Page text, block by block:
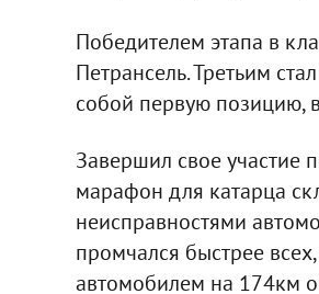
Победителем этапа в
Петрансель. Третьим
собой первую позицию,
Завершил свое участие
марафон для катарца
неисправностями
промчался быстрее
автомобилем на 174км